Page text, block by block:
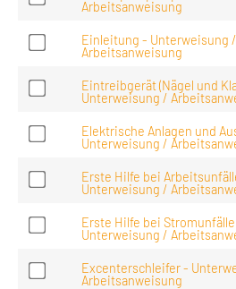
Arbeitsanweisung
Einleitung - Unterweisung /
Arbeitsanweisung
Eintreibgerät (Nägel und
Unterweisung /
Elektrische Anlagen und
Unterweisung /
Erste Hilfe bei
Unterweisung /
Erste Hilfe bei
Unterweisung /
Excenterschleifer -
Arbeitsanweisung